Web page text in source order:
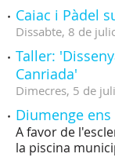
Caiac i Pàdel
Dissabte, 8 de
Taller:
Canriada'
Dimecres, 5 de
Diumenge
A favor de
la piscina